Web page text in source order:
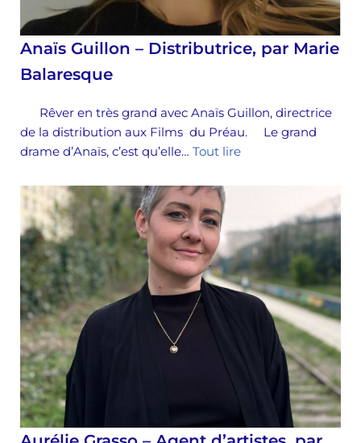
Anaïs Guillon – Distributrice, par Marie
Balaresque
Rêver en très grand avec Anaïs Guillon, directrice
de la distribution aux Films du Préau. Le grand
drame d’Anaïs, c’est qu’elle… Tout lire